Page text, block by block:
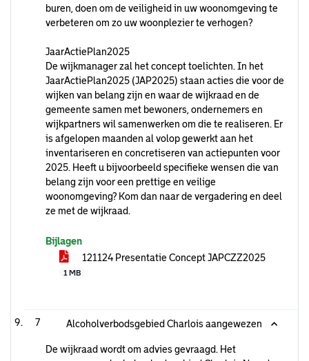
buren, doen om de veiligheid in uw woonomgeving te
verbeteren om zo uw woonplezier te verhogen?
JaarActiePlan2025
De wijkmanager zal het concept toelichten. In het
JaarActiePlan2025 (JAP2025) staan acties die voor de
wijken van belang zijn en waar de wijkraad en de
gemeente samen met bewoners, ondernemers en
wijkpartners wil samenwerken om die te realiseren. Er
is afgelopen maanden al volop gewerkt aan het
inventariseren en concretiseren van actiepunten voor
2025. Heeft u bijvoorbeeld specifieke wensen die van
belang zijn voor een prettige en veilige
woonomgeving? Kom dan naar de vergadering en deel
ze met de wijkraad.
Bijlagen
121124 Presentatie Concept JAPCZZ2025
1 MB
7 Alcoholverbodsgebied Charlois aangewezen
De wijkraad wordt om advies gevraagd. Het